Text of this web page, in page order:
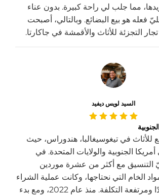
مما جلب لي راحة كبيرة. بدون عناء
فعله هو بيع البضائع. وبالتالي، أصبحت
التجزئة للأثاث والأقمشة في جاكارتا.
السيد لويس ديفيد
للأثاث في تيغوسيغالبا، هندوراس، حيث
أمريكا الجنوبية والولايات المتحدة. في
التنسيق مع أكثر من عشرة موردين
الخام التي نحتاجها، وكانت عملية الشراء
والنقل معقدة جدًا ومرتفعة التكلفة. منذ عام 2022، ومع بدء